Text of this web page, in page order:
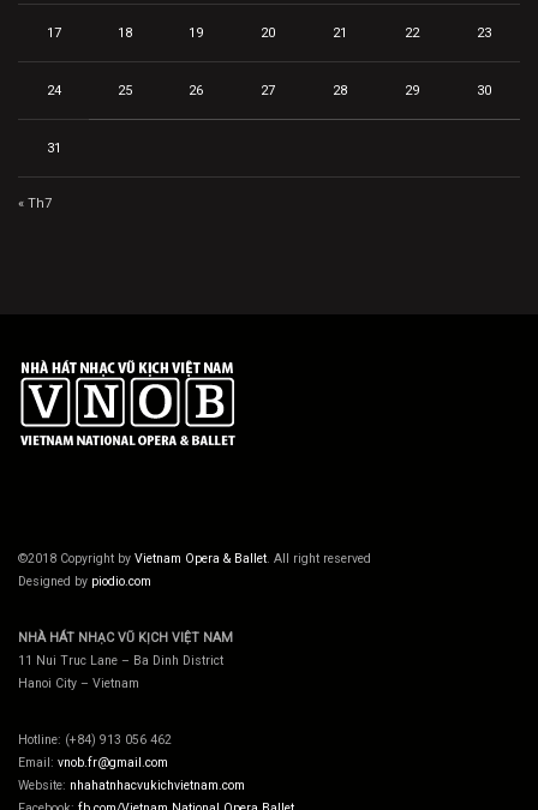
17 18 19 20 21 22 23
24 25 26 27 28 29 30
31
« Th7
©2018 Copyright by Vietnam Opera & Ballet. All right reserved
Designed by piodio.com
NHÀ HÁT NHẠC VŨ KỊCH VIỆT NAM
11 Nui Truc Lane – Ba Dinh District
Hanoi City – Vietnam
Hotline: (+84) 913 056 462
Email: vnob.fr@gmail.com
Website: nhahatnhacvukichvietnam.com